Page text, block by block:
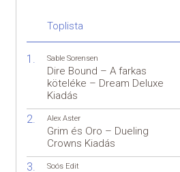
Toplista
Sable Sorensen
Dire Bound – A farkas
köteléke – Dream Deluxe
Kiadás
Alex Aster
Grim és Oro – Dueling
Crowns Kiadás
Soós Edit